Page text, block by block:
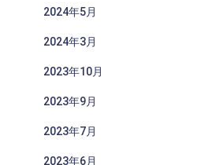
2024年5月
2024年3月
2023年10月
2023年9月
2023年7月
2023年6月